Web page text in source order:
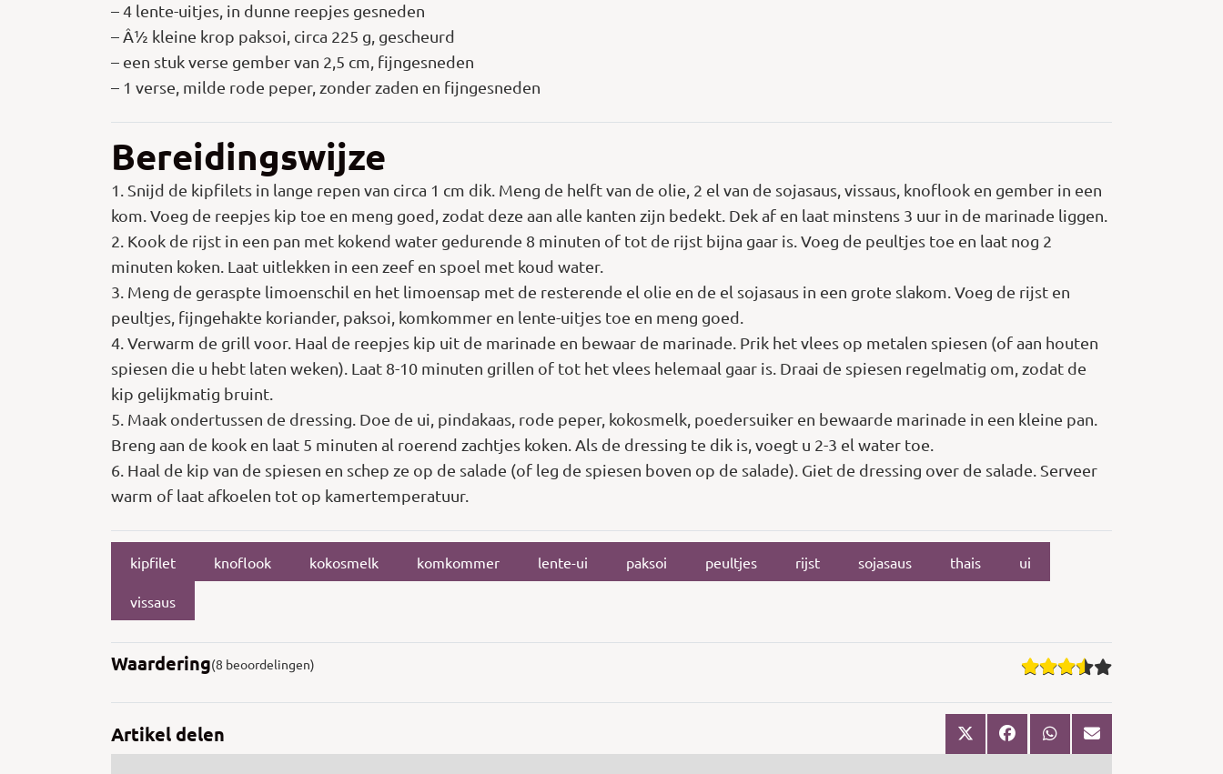
– 4 lente-uitjes, in dunne reepjes gesneden
– Â½ kleine krop paksoi, circa 225 g, gescheurd
– een stuk verse gember van 2,5 cm, fijngesneden
– 1 verse, milde rode peper, zonder zaden en fijngesneden
Bereidingswijze
1. Snijd de kipfilets in lange repen van circa 1 cm dik. Meng de helft van de olie, 2 el van de sojasaus, vissaus, knoflook en gember in een
kom. Voeg de reepjes kip toe en meng goed, zodat deze aan alle kanten zijn bedekt. Dek af en laat minstens 3 uur in de marinade liggen.
2. Kook de rijst in een pan met kokend water gedurende 8 minuten of tot de rijst bijna gaar is. Voeg de peultjes toe en laat nog 2
minuten koken. Laat uitlekken in een zeef en spoel met koud water.
3. Meng de geraspte limoenschil en het limoensap met de resterende el olie en de el sojasaus in een grote slakom. Voeg de rijst en
peultjes, fijngehakte koriander, paksoi, komkommer en lente-uitjes toe en meng goed.
4. Verwarm de grill voor. Haal de reepjes kip uit de marinade en bewaar de marinade. Prik het vlees op metalen spiesen (of aan houten
spiesen die u hebt laten weken). Laat 8-10 minuten grillen of tot het vlees helemaal gaar is. Draai de spiesen regelmatig om, zodat de
kip gelijkmatig bruint.
5. Maak ondertussen de dressing. Doe de ui, pindakaas, rode peper, kokosmelk, poedersuiker en bewaarde marinade in een kleine pan.
Breng aan de kook en laat 5 minuten al roerend zachtjes koken. Als de dressing te dik is, voegt u 2-3 el water toe.
6. Haal de kip van de spiesen en schep ze op de salade (of leg de spiesen boven op de salade). Giet de dressing over de salade. Serveer
warm of laat afkoelen tot op kamertemperatuur.
kipfilet knoflook kokosmelk komkommer lente-ui paksoi peultjes rijst sojasaus thais ui
vissaus
Waardering(8 beoordelingen)
Artikel delen